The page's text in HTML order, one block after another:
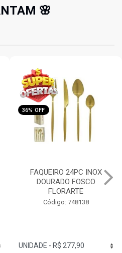
🌸
36% OFF
FAQUEIRO 24PC INOX
DOURADO FOSCO
FLORARTE
Código: 748138